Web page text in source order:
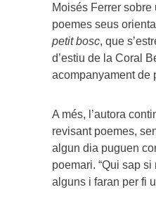
Moisés Ferrer
poemes seus
petit bosc, que
d’estiu de la Coral
acompanyament de
A més, l’autora
revisant poemes,
algun dia puguen
poemari. “Qui sap si
alguns i faran per fi